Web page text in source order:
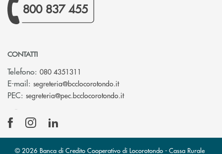
800 837 455
CONTATTI
Telefono: 080 4351311
E-mail: segreteria@bcclocorotondo.it(si apre l’app di posta
PEC: segreteria@pec.bcclocorotondo.it(si apre l’app di posta
© 2026 Banca di Credito Cooperativo di Locorotondo - Cassa Rurale